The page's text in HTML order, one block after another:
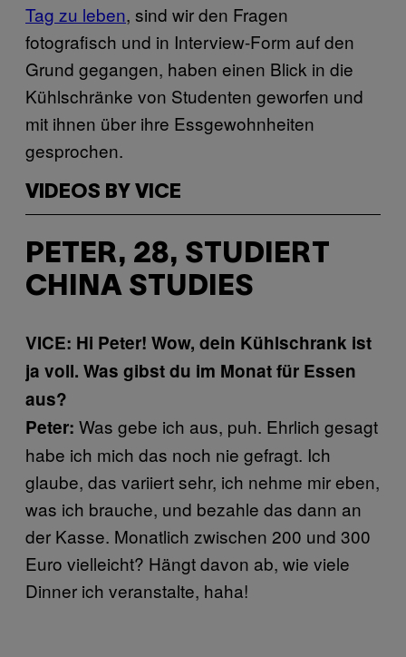
Tag zu leben, sind wir den Fragen
fotografisch und in Interview-Form auf den
Grund gegangen, haben einen Blick in die
Kühlschränke von Studenten geworfen und
mit ihnen über ihre Essgewohnheiten
gesprochen.
VIDEOS BY VICE
PETER, 28, STUDIERT
CHINA STUDIES
VICE: Hi Peter! Wow, dein Kühlschrank ist
ja voll. Was gibst du im Monat für Essen
aus?
Peter: Was gebe ich aus, puh. Ehrlich gesagt
habe ich mich das noch nie gefragt. Ich
glaube, das variiert sehr, ich nehme mir eben,
was ich brauche, und bezahle das dann an
der Kasse. Monatlich zwischen 200 und 300
Euro vielleicht? Hängt davon ab, wie viele
Dinner ich veranstalte, haha!